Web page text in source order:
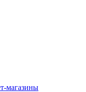
магазины